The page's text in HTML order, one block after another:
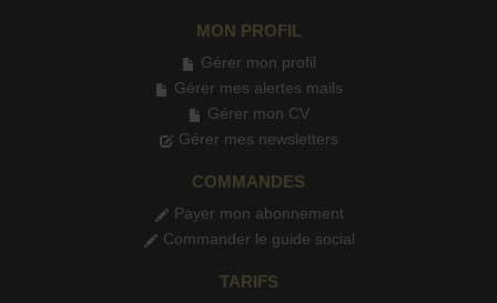
MON PROFIL
Gérer mon profil
Gérer mes alertes mails
Gérer mon CV
Gérer mes newsletters
COMMANDES
Payer mon abonnement
Commander le guide social
TARIFS